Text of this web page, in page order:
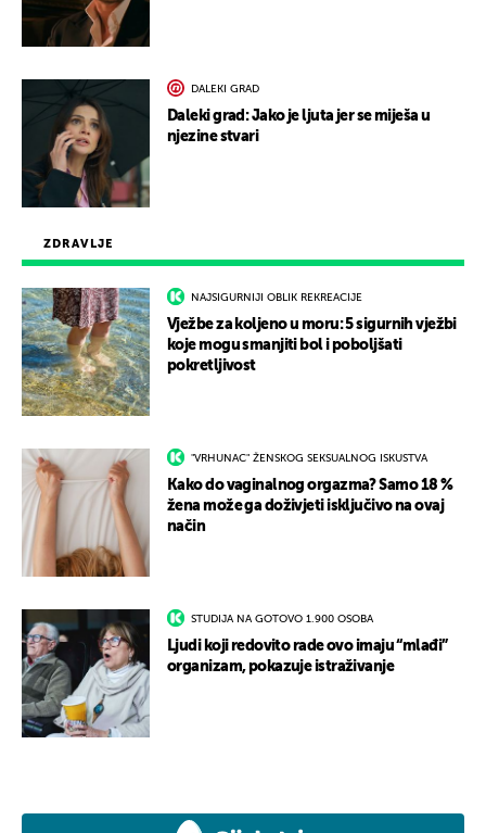
ZDRAVLJE
NAJSIGURNIJI OBLIK REKREACIJE
Vježbe za koljeno u moru: 5 sigurnih vježbi
koje mogu smanjiti bol i poboljšati
pokretljivost
"VRHUNAC" ŽENSKOG SEKSUALNOG ISKUSTVA
Kako do vaginalnog orgazma? Samo 18 %
žena može ga doživjeti isključivo na ovaj
način
STUDIJA NA GOTOVO 1.900 OSOBA
Ljudi koji redovito rade ovo imaju “mlađi”
organizam, pokazuje istraživanje
DALEKI GRAD
Daleki grad: Jako je ljuta jer se miješa u
njezine stvari